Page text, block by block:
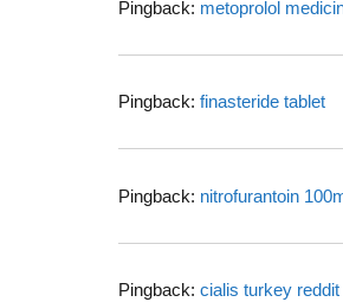
Pingback: metoprolol
Pingback: finasteride tablet
Pingback: nitrofurantoin
Pingback: cialis turkey reddit